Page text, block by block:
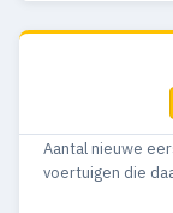
2017
2014
Aantal nieuwe
voertuigen die